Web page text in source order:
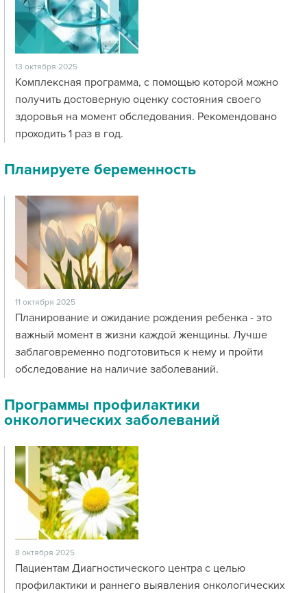
13 октября 2025
Комплексная программа, с помощью которой можно
получить достоверную оценку состояния своего
здоровья на момент обследования. Рекомендовано
проходить 1 раз в год.
Планируете беременность
11 октября 2025
Планирование и ожидание рождения ребенка - это
важный момент в жизни каждой женщины. Лучше
заблаговременно подготовиться к нему и пройти
обследование на наличие заболеваний.
Программы профилактики
онкологических заболеваний
8 октября 2025
Пациентам Диагностического центра с целью
профилактики и раннего выявления онкологических